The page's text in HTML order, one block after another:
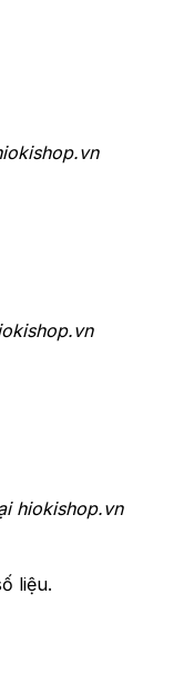
hiokishop.vn
liệu.